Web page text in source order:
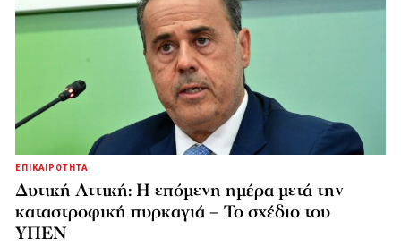
ΕΠΙΚΑΙΡΟΤΗΤΑ
Δυτική Αττική: Η επόμενη ημέρα μετά την
καταστροφική πυρκαγιά – Το σχέδιο του
ΥΠΕΝ